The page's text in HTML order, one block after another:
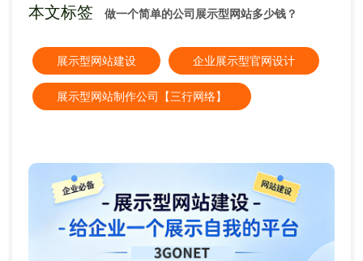
本文标签 做一个简单的公司展示型网站多少钱？
展示型网站建设 企业展示型官网设计
展示型网站制作公司【三行网络】